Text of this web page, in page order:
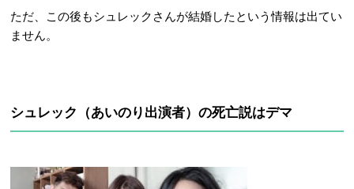
ただ、この後もシュレックさんが結婚したという情報は出てい
ません。
シュレック（あいのり出演者）の死亡説はデマ